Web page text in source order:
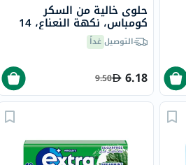
حلوى خالية من السكر
كومباس، نكهة النعناع، 14
جرامالتوصيلغداً
6.18
9.50